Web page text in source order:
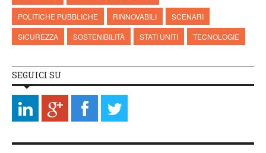
POLITICHE PUBBLICHE
RINNOVABILI
SCENARI
SICUREZZA
SOSTENIBILITÀ STATI UNITI TECNOLOGIE
SEGUICI SU